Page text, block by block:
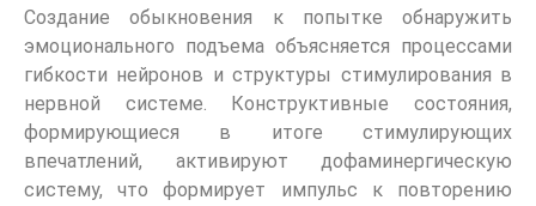
Создание обыкновения к попытке обнаружить
эмоционального подъема объясняется процессами
гибкости нейронов и структуры стимулирования в
нервной системе. Конструктивные состояния,
формирующиеся в итоге стимулирующих
впечатлений, активируют дофаминергическую
систему, что формирует импульс к повторению